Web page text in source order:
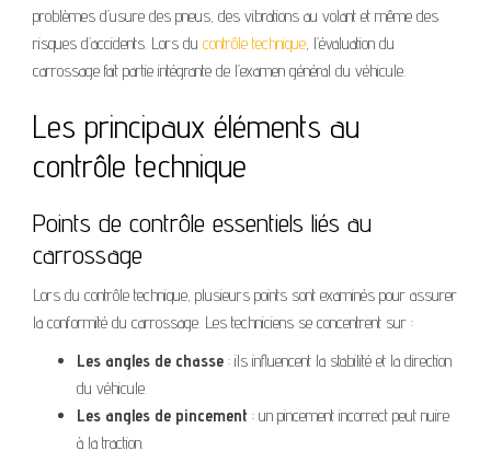
problèmes d’usure des pneus, des vibrations au volant et même des
risques d’accidents. Lors du contrôle technique , l’évaluation du
carrossage fait partie intégrante de l’examen général du véhicule.
Les principaux éléments au
contrôle technique
Points de contrôle essentiels liés au
carrossage
Lors du contrôle technique, plusieurs points sont examinés pour assurer
la conformité du carrossage. Les techniciens se concentrent sur :
Les angles de chasse : ils influencent la stabilité et la direction
du véhicule.
Les angles de pincement : un pincement incorrect peut nuire
à la traction.